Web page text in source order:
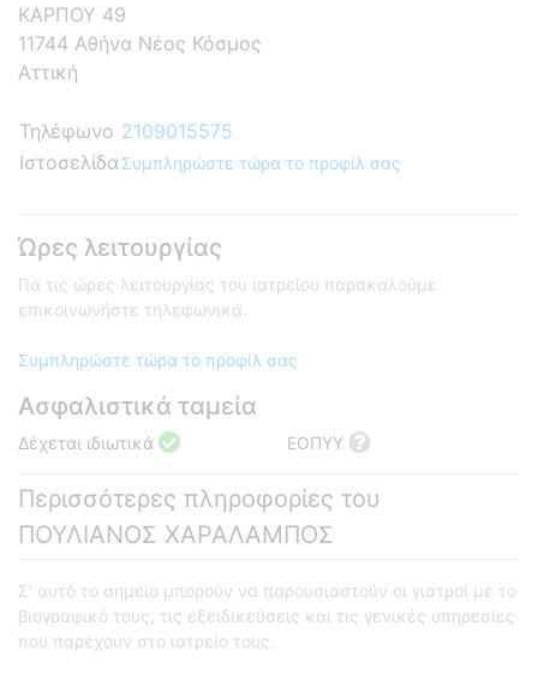
ΚΑΡΠΟΥ 49
11744 Αθήνα Νέος Κόσμος
Αττική
Τηλέφωνο 2109015575
Ιστοσελίδα Συμπληρώστε τώρα το προφίλ σας
Ώρες λειτουργίας
Για τις ώρες λειτουργίας του ιατρείου παρακαλούμε
επικοινωνήστε τηλεφωνικά.
Συμπληρώστε τώρα το προφίλ σας
Ασφαλιστικά ταμεία
Δέχεται ιδιωτικά ΕΟΠΥΥ
Περισσότερες πληροφορίες του
ΠΟΥΛΙΑΝΟΣ ΧΑΡΑΛΑΜΠΟΣ
Σ' αυτό το σημείο μπορούν να παρουσιαστούν οι γιατροί με το
βιογραφικό τους, τις εξειδικεύσεις και τις γενικές υπηρεσίες
που παρέχουν στο ιατρείο τους.